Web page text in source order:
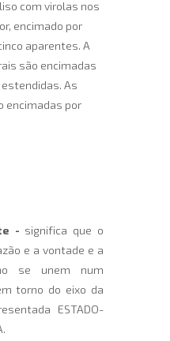
com virolas nos
encimado por
aparentes. A
são encimadas
As
encimadas por
- significa que o
e a vontade e a
se unem num
torno do eixo da
ESTADO-